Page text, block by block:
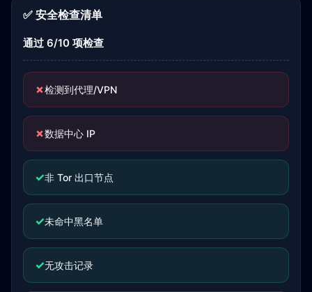
✅ 安全检查清单
通过 6/10 项检查
✗检测到代理/VPN
✗数据中心 IP
✓非 Tor 出口节点
✓未命中黑名单
✓无攻击记录